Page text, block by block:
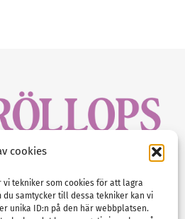
cookies
tekniker som cookies för att lagra
samtycker till dessa tekniker kan vi
unika ID:n på den här webbplatsen.
11 90